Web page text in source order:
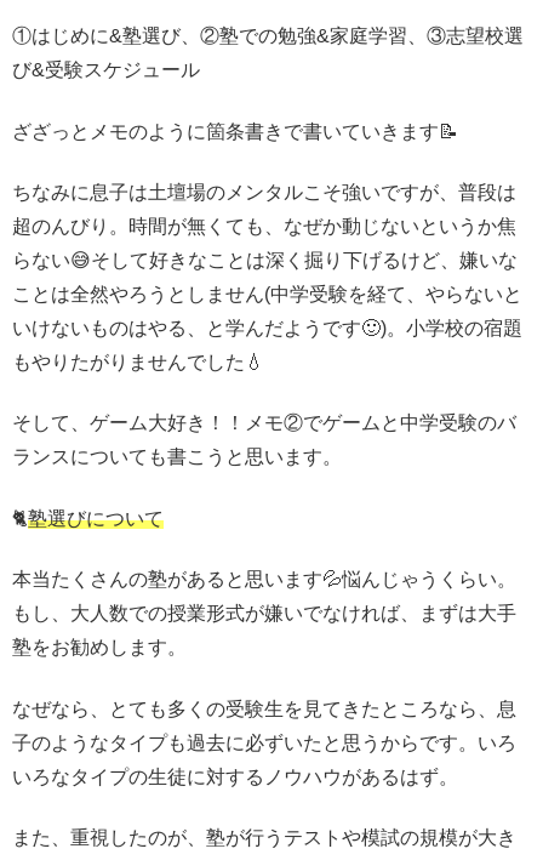
①はじめに&塾選び、②塾での勉強&家庭学習、③志望校選
び&受験スケジュール
ざざっとメモのように箇条書きで書いていきます📝
ちなみに息子は土壇場のメンタルこそ強いですが、普段は
超のんびり。時間が無くても、なぜか動じないというか焦
らない😅そして好きなことは深く掘り下げるけど、嫌いな
ことは全然やろうとしません(中学受験を経て、やらないと
いけないものはやる、と学んだようです🙂)。小学校の宿題
もやりたがりませんでした💧
そして、ゲーム大好き！！メモ②でゲームと中学受験のバ
ランスについても書こうと思います。
🐈塾選びについて
本当たくさんの塾があると思います💦悩んじゃうくらい。
もし、大人数での授業形式が嫌いでなければ、まずは大手
塾をお勧めします。
なぜなら、とても多くの受験生を見てきたところなら、息
子のようなタイプも過去に必ずいたと思うからです。いろ
いろなタイプの生徒に対するノウハウがあるはず。
また、重視したのが、塾が行うテストや模試の規模が大き